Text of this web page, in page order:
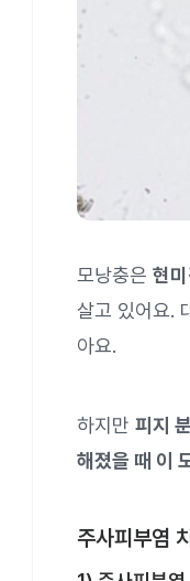
모낭충은 현
살고 있어요.
아요.
하지만 피지
해졌을 때 이
주사피부염